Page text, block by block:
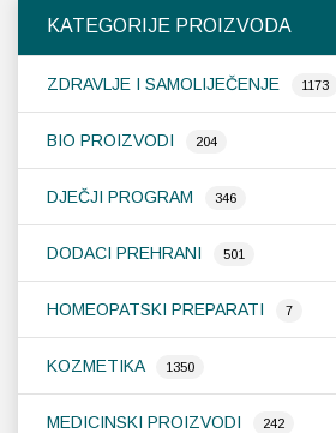
KATEGORIJE PROIZVODA
ZDRAVLJE I SAMOLIJEČENJE 1173
BIO PROIZVODI 204
DJEČJI PROGRAM 346
DODACI PREHRANI 501
HOMEOPATSKI PREPARATI 7
KOZMETIKA 1350
MEDICINSKI PROIZVODI 242